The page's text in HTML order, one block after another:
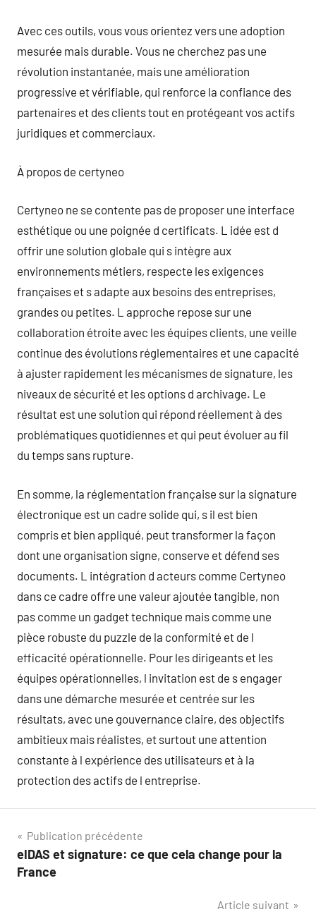
Avec ces outils, vous vous orientez vers une adoption
mesurée mais durable. Vous ne cherchez pas une
révolution instantanée, mais une amélioration
progressive et vérifiable, qui renforce la confiance des
partenaires et des clients tout en protégeant vos actifs
juridiques et commerciaux.
À propos de certyneo
Certyneo ne se contente pas de proposer une interface
esthétique ou une poignée d certificats. L idée est d
offrir une solution globale qui s intègre aux
environnements métiers, respecte les exigences
françaises et s adapte aux besoins des entreprises,
grandes ou petites. L approche repose sur une
collaboration étroite avec les équipes clients, une veille
continue des évolutions réglementaires et une capacité
à ajuster rapidement les mécanismes de signature, les
niveaux de sécurité et les options d archivage. Le
résultat est une solution qui répond réellement à des
problématiques quotidiennes et qui peut évoluer au fil
du temps sans rupture.
En somme, la réglementation française sur la signature
électronique est un cadre solide qui, s il est bien
compris et bien appliqué, peut transformer la façon
dont une organisation signe, conserve et défend ses
documents. L intégration d acteurs comme Certyneo
dans ce cadre offre une valeur ajoutée tangible, non
pas comme un gadget technique mais comme une
pièce robuste du puzzle de la conformité et de l
efficacité opérationnelle. Pour les dirigeants et les
équipes opérationnelles, l invitation est de s engager
dans une démarche mesurée et centrée sur les
résultats, avec une gouvernance claire, des objectifs
ambitieux mais réalistes, et surtout une attention
constante à l expérience des utilisateurs et à la
protection des actifs de l entreprise.
Navigation
de
Publication précédente
eIDAS et signature: ce que cela change pour la
France
Article suivant